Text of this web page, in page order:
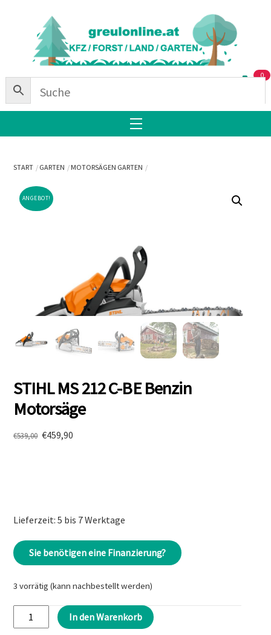
0
Menu
START GARTEN MOTORSÄGEN GARTEN
ANGEBOT!
STIHL MS 212 C-BE Benzin
Motorsäge
€539,00 Ursprünglicher
€459,90
Lieferzeit: 5 bis 7 Werktage
Sie benötigen eine Finanzierung?
3 vorrätig (kann nachbestellt werden)
STIHL
MS
In den Warenkorb
To
Top